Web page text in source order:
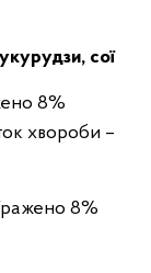
сої
8%
хвороби –
8%